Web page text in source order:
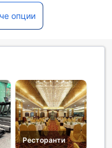
опции
Ресторанти